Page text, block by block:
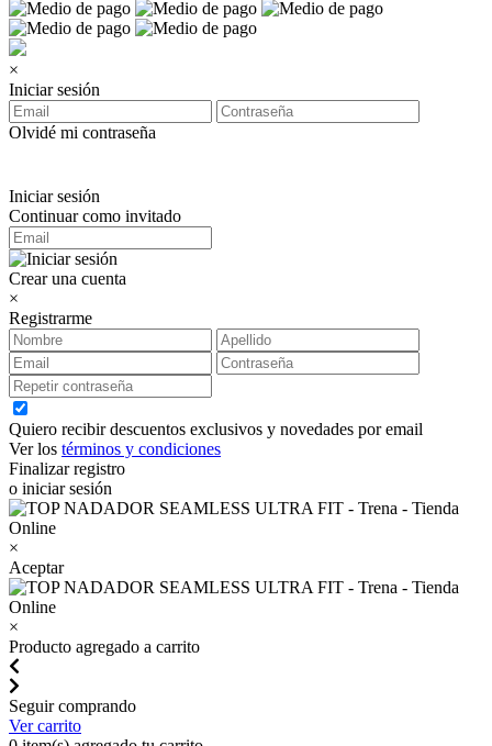
×
Iniciar sesión
Olvidé mi contraseña
Iniciar sesión
Continuar como invitado
Crear una cuenta
×
Registrarme
Quiero recibir descuentos exclusivos y novedades por email
Ver los términos y condiciones
Finalizar registro
o iniciar sesión
×
Aceptar
×
Producto agregado a carrito
Seguir comprando
Ver carrito